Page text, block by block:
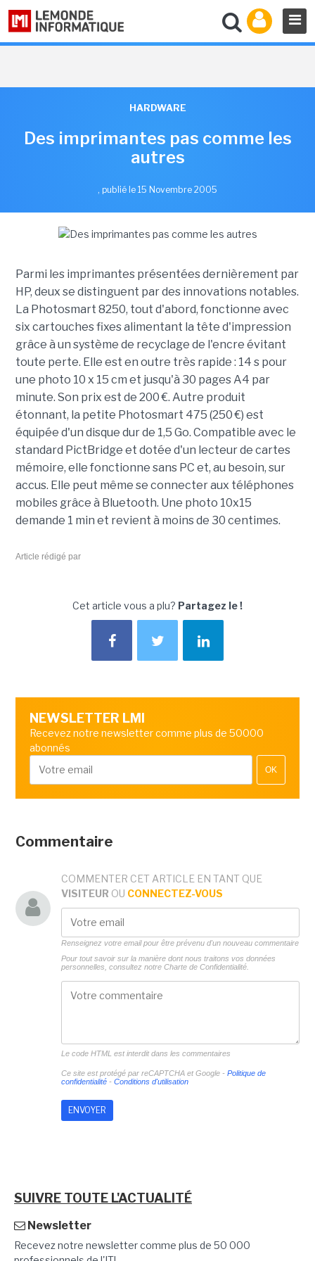
HARDWARE
Des imprimantes pas comme les
autres
, publié le 15 Novembre 2005
Parmi les imprimantes présentées dernièrement par
HP, deux se distinguent par des innovations notables.
La Photosmart 8250, tout d'abord, fonctionne avec
six cartouches fixes alimentant la tête d'impression
grâce à un système de recyclage de l'encre évitant
toute perte. Elle est en outre très rapide : 14 s pour
une photo 10 x 15 cm et jusqu'à 30 pages A4 par
minute. Son prix est de 200 €. Autre produit
étonnant, la petite Photosmart 475 (250 €) est
équipée d'un disque dur de 1,5 Go. Compatible avec le
standard PictBridge et dotée d'un lecteur de cartes
mémoire, elle fonctionne sans PC et, au besoin, sur
accus. Elle peut même se connecter aux téléphones
mobiles grâce à Bluetooth. Une photo 10x15
demande 1 min et revient à moins de 30 centimes.
Article rédigé par
Cet article vous a plu? Partagez le !
NEWSLETTER LMI
Recevez notre newsletter comme plus de 50000
abonnés
OK
Commentaire
COMMENTER CET ARTICLE EN TANT QUE
VISITEUR OU CONNECTEZ-VOUS
Renseignez votre email pour être prévenu d'un nouveau commentaire
Pour tout savoir sur la manière dont nous traitons vos données
personnelles, consultez notre Charte de Confidentialité.
Le code HTML est interdit dans les commentaires
Ce site est protégé par reCAPTCHA et Google - Politique de
confidentialité- Conditions d'utilisation
SUIVRE TOUTE L'ACTUALITÉ
Newsletter
Recevez notre newsletter comme plus de 50 000